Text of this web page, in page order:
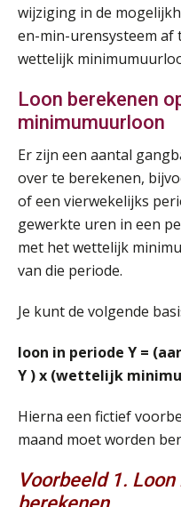
wijziging in de
en-min-urensysteem af
wettelijk
Loon berekenen
minimumuurloon
Er zijn een aantal
over te berekenen,
of een vierwekelijks
gewerkte uren in een
met het wettelijk
van die periode.
Je kunt de volgende
loon in periode Y =
Y ) x (wettelijk
Hierna een fictief
maand moet worden
Voorbeeld 1.